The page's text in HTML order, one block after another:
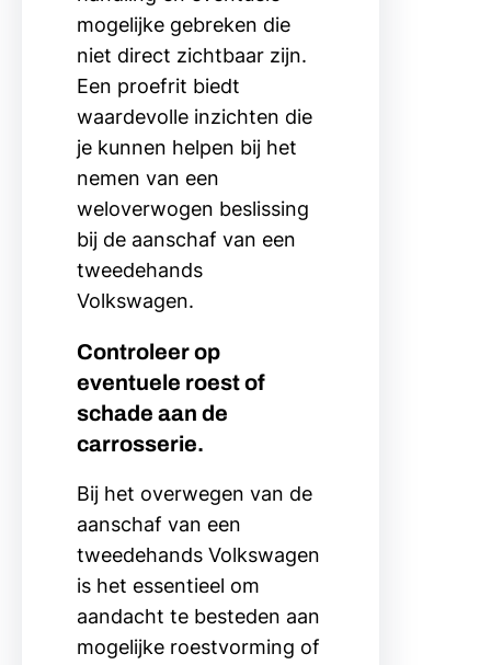
mogelijke gebreken die
niet direct zichtbaar zijn.
Een proefrit biedt
waardevolle inzichten die
je kunnen helpen bij het
nemen van een
weloverwogen beslissing
bij de aanschaf van een
tweedehands
Volkswagen.
Controleer op
eventuele roest of
schade aan de
carrosserie.
Bij het overwegen van de
aanschaf van een
tweedehands Volkswagen
is het essentieel om
aandacht te besteden aan
mogelijke roestvorming of